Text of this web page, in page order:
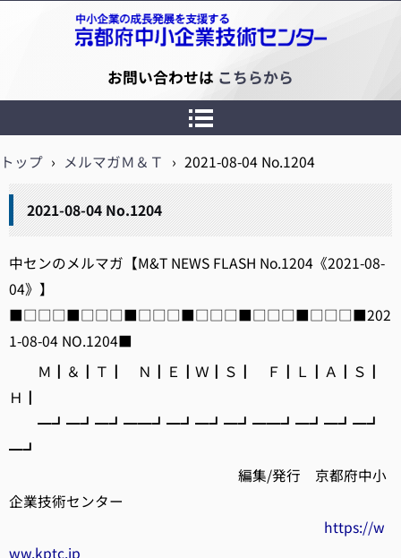
京都府中小企業技術センター
お問い合わせは こちらから
トップ › メルマガＭ＆Ｔ › 2021-08-04 No.1204
2021-08-04 No.1204
中センのメルマガ【M&T NEWS FLASH No.1204《2021-08-
04》】
■□□□■□□□■□□□■□□□■□□□■□□□■202
1-08-04 NO.1204■
Ｍ┃＆┃Ｔ┃ Ｎ┃Ｅ┃Ｗ┃Ｓ┃ Ｆ┃Ｌ┃Ａ┃Ｓ┃
Ｈ┃
━┛━┛━┛━━┛━┛━┛━┛━━┛━┛━┛━┛
━┛
編集/発行 京都府中小
企業技術センター
https://w
ww.kptc.jp